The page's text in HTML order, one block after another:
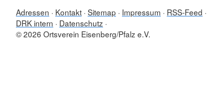
Adressen Kontakt Sitemap Impressum
RSS-Feed
DRK intern
Datenschutz
© 2026 Ortsverein Eisenberg/Pfalz e.V.